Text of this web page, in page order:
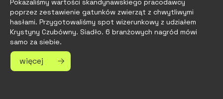
Pokazaliśmy wartości skandynawskiego pracodawcy
poprzez zestawienie gatunków zwierząt z chwytliwymi
hasłami. Przygotowaliśmy spot wizerunkowy z udziałem
Krystyny Czubówny. Siadło. 6 branżowych nagród mówi
samo za siebie.
więcej